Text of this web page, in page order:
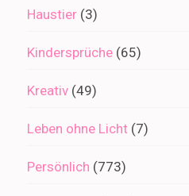
Haustier (3)
Kindersprüche (65)
Kreativ (49)
Leben ohne Licht (7)
Persönlich (773)